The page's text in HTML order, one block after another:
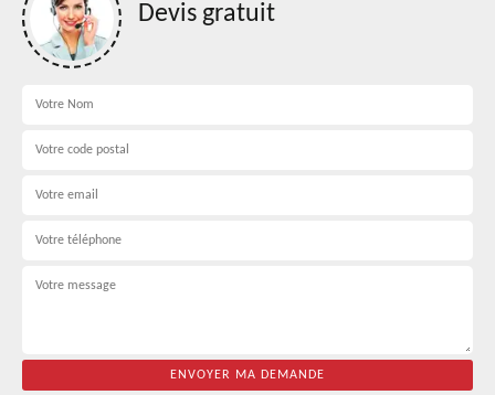
Devis gratuit